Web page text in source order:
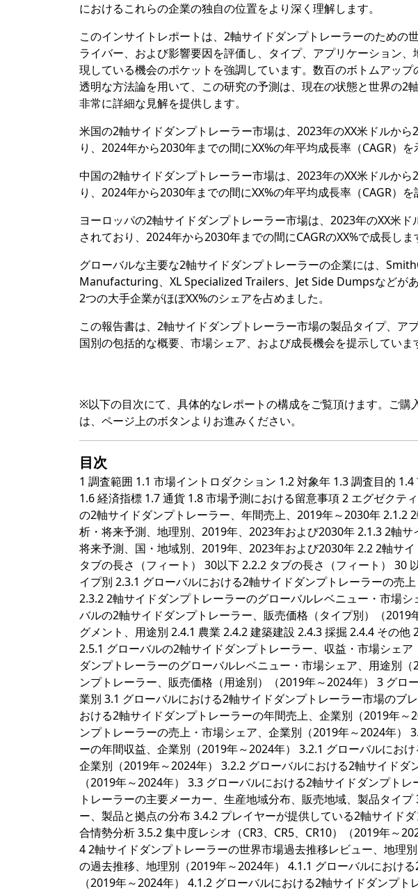
におけるこれらの企業の独自の位置をより深く理解します。
このインサイトレポートは、2軸サイドダンプトレーラーのための
ライバー、および影響要因を評価し、タイプ、アプリケーション
現している機会のポケットを強調しています。数百のボトムアッ
透明な方法論を用いて、この研究の予測は、現在の状態と世界の2
非常に詳細な見解を提供します。
米国の2軸サイドダンプトレーラー市場は、2023年のXX米ドルか
り、2024年から2030年までの間にXX%の年平均成長率（CAGR）を
中国の2軸サイドダンプトレーラー市場は、2023年のXX米ドルか
り、2024年から2030年までの間にXX%の年平均成長率（CAGR）を
ヨーロッパの2軸サイドダンプトレーラー市場は、2023年のXX米
されており、2024年から2030年までの間にCAGRのXX%で成長しま
グローバルな主要な2軸サイドダンプトレーラーの企業には、
Manufacturing、XL Specialized Trailers、Jet Side Dumpsなどが
2つの大手企業がほぼXX%のシェアを占めました。
この報告書は、2軸サイドダンプトレーラー市場の製品タイプ、ア
国別の包括的な概要、市場シェア、および成長機会を提示していま
※以下の目次にて、具体的なレポートの構成をご覧頂けます。ご
は、ページ上のボタンよりお進みください。
目次
1 調査範囲 1.1 市場イントロダクション 1.2 対象年 1.3 調査目的
1.6 経済指標 1.7 通貨 1.8 市場予測における留意事項 2 エグゼクテ
の2軸サイドダンプトレーラー、年間売上、2019年～2030年 2.1.2
析・将来予測、地理別、2019年、2023年および2030年 2.1.3 2軸
将来予測、国・地域別、2019年、2023年および2030年 2.2 2軸サ
タブの長さ（フィート） 30以下 2.2.2 タブの長さ（フィート） 30
イプ別 2.3.1 グローバルにおける2軸サイドダンプトレーラーの売
2.3.2 2軸サイドダンプトレーラーのグローバルレベニュー・市場
バルの2軸サイドダンプトレーラー、販売価格（タイプ別）（
グメント、用途別 2.4.1 農業 2.4.2 建築建設 2.4.3 採掘 2.4.4 その
2.5.1 グローバルの2軸サイドダンプトレーラー、収益・市場シェ
ダンプトレーラーのグローバルレベニュー・市場シェア、用途別
ンプトレーラー、販売価格（用途別）（2019年～2024年） 3 グロ
業別 3.1 グローバルにおける2軸サイドダンプトレーラー市場のブ
おける2軸サイドダンプトレーラーの年間売上、企業別（2019年
ンプトレーラーの売上・市場シェア、企業別（2019年～2024年）
ーの年間収益、企業別（2019年～2024年） 3.2.1 グローバルにお
企業別（2019年～2024年） 3.2.2 グローバルにおける2軸サイドダ
（2019年～2024年） 3.3 グローバルにおける2軸サイドダンプト
トレーラーの主要メーカー、生産地域分布、販売地域、製品タイ
ー、製品と拠点の分布 3.4.2 プレイヤーが提供している2軸サイド
合情勢分析 3.5.2 集中度レシオ（CR3、CR5、CR10）（2019年～
4 2軸サイドダンプトレーラーの世界市場過去推移レビュー、地理
の過去推移、地理別（2019年～2024年） 4.1.1 グローバルにおけ
（2019年～2024年） 4.1.2 グローバルにおける2軸サイドダンプ